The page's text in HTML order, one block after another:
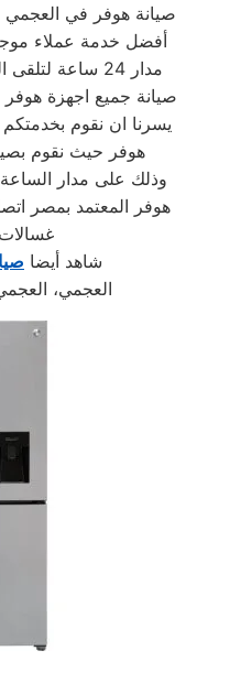
صيانة هوفر في العجمي
أفضل خدمة عملاء
مدار 24 ساعة لتلقى البلاغات و الشكاوى من العملاء
صيانة جميع اجهزة هوفر
يسرنا ان نقوم
هوفر حيث نقوم
هوفر المعتمد بمصر
شاهد أيضا
العجمي،